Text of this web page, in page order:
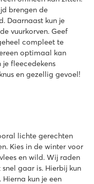
brengen de
Daarnaast kun je
vuurkorven. Geef
compleet te
optimaal kan
fleecedekens
en gezellig gevoel!
lichte gerechten
Kies in de winter voor
en wild. Wij raden
gaar is. Hierbij kun
kun je een